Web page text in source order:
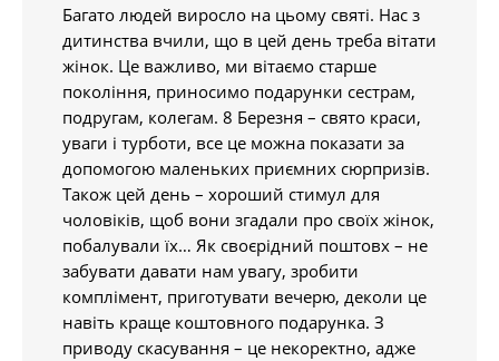
Багато людей виросло на цьому святі. Нас з
дитинства вчили, що в цей день треба вітати
жінок. Це важливо, ми вітаємо старше
покоління, приносимо подарунки сестрам,
подругам, колегам. 8 Березня – свято краси,
уваги і турботи, все це можна показати за
допомогою маленьких приємних сюрпризів.
Також цей день – хороший стимул для
чоловіків, щоб вони згадали про своїх жінок,
побалували їх… Як своєрідний поштовх – не
забувати давати нам увагу, зробити
комплімент, приготувати вечерю, деколи це
навіть краще коштовного подарунка. З
приводу скасування – це некоректно, адже